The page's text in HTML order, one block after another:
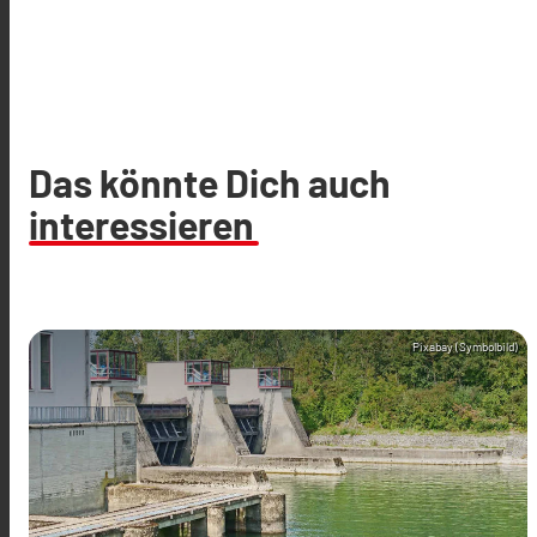
Das könnte Dich auch
interessieren
Pixabay (Symbolbild)